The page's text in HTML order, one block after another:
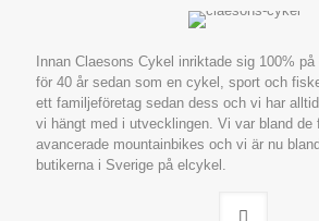
Innan Claesons Cykel inriktade sig 100%
för 40 år sedan som en cykel, sport och
ett familjeföretag sedan dess och vi har
vi hängt med i utvecklingen. Vi var bland de
avancerade mountainbikes och vi är nu
butikerna i Sverige på elcykel.